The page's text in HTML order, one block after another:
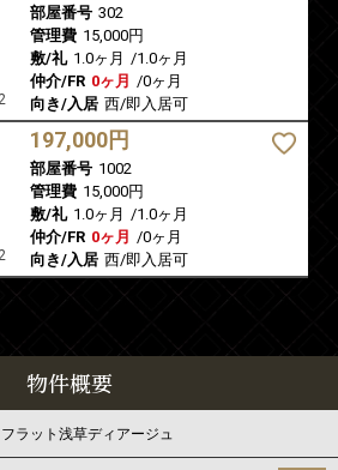
部屋番号 302
管理費 15,000円
敷/礼 1.0ヶ月 /1.0ヶ月
仲介/FR 0ヶ月 /0ヶ月
向き/入居 西/即入居可
197,000円
部屋番号 1002
管理費 15,000円
敷/礼 1.0ヶ月 /1.0ヶ月
仲介/FR 0ヶ月 /0ヶ月
向き/入居 西/即入居可
物件概要
ラット浅草ディアージュ